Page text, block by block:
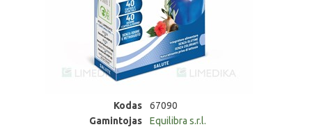
Kodas
67090
Gamintojas
Equilibra s.r.l.